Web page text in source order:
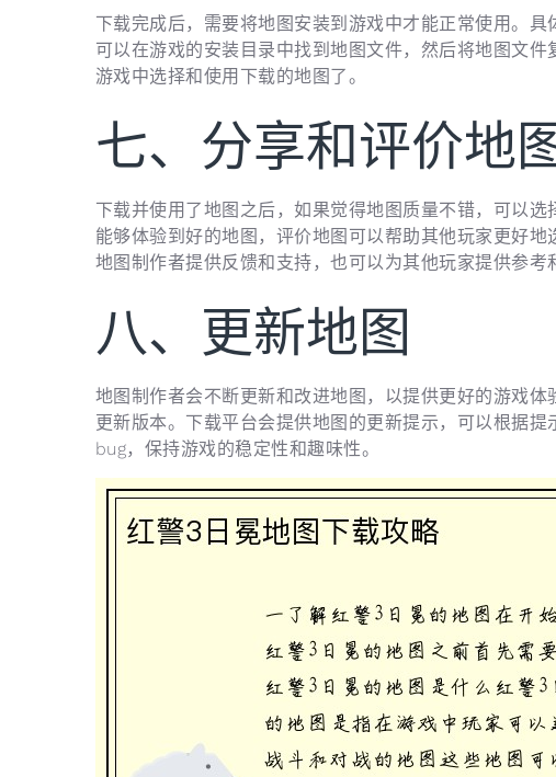
下载完成后，需要将地图安装到游戏中才能正常使用。具
可以在游戏的安装目录中找到地图文件，然后将地图文
游戏中选择和使用下载的地图了。
七、分享和评价地
下载并使用了地图之后，如果觉得地图质量不错，可以
能够体验到好的地图，评价地图可以帮助其他玩家更好
地图制作者提供反馈和支持，也可以为其他玩家提供参考
八、更新地图
地图制作者会不断更新和改进地图，以提供更好的游戏
更新版本。下载平台会提供地图的更新提示，可以根据
bug，保持游戏的稳定性和趣味性。